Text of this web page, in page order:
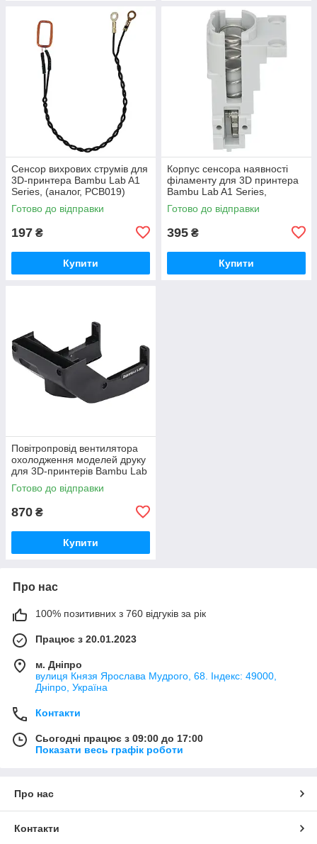
Сенсор вихрових струмів для
3D-принтера Bambu Lab A1
Series, (аналог, PCB019)
Готово до відправки
197 ₴
Купити
Корпус cенсора наявності
філаменту для 3D принтера
Bambu Lab A1 Series,
(оригінал, FAC055)
Готово до відправки
395 ₴
Купити
Повітропровід вентилятора
охолодження моделей друку
для 3D-принтерів Bambu Lab
H2D/ H2C Series, (оригінал,
FAF012)
Готово до відправки
870 ₴
Купити
Про нас
100% позитивних з 760 відгуків за рік
Працює з 20.01.2023
м. Дніпро
вулиця Князя Ярослава Мудрого, 68. Індекс: 49000,
Дніпро, Україна
Контакти
Сьогодні працює з 09:00 до 17:00
Показати весь графік роботи
Про нас
Контакти